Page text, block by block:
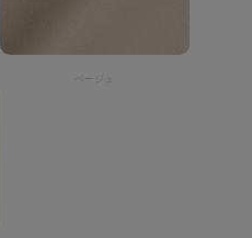
ベージュ